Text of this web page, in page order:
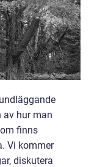
av hur man
finns
Vi kommer
diskutera